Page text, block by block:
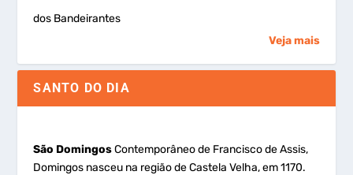
dos Bandeirantes
Veja mais
SANTO DO DIA
São DomingosContemporâneo de Francisco de Assis,
Domingos nasceu na região de Castela Velha, em 1170.